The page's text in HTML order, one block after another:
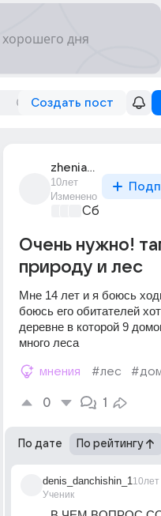
Создать пост
zhenia_zhenia_4655
10лет
Изменено
Сборная
Очень нужно!
природу и лес
Мне 14 лет и я боюсь
боюсь его обитателей
деревне в которой 9
много леса
мнения #лес
0 1
По дате По рейтингу
denis_danchishin_1
Ученик
10лет